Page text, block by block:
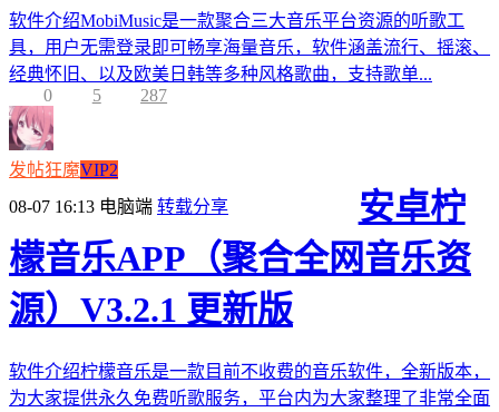
软件介绍MobiMusic是一款聚合三大音乐平台资源的听歌工
具，用户无需登录即可畅享海量音乐，软件涵盖流行、摇滚、
经典怀旧、以及欧美日韩等多种风格歌曲，支持歌单...
0
5 287
发帖狂魔VIP2
08-07 16:13 电脑端 转载分享
安卓柠
檬音乐APP（聚合全网音乐资
源）V3.2.1 更新版
软件介绍柠檬音乐是一款目前不收费的音乐软件，全新版本，
为大家提供永久免费听歌服务，平台内为大家整理了非常全面